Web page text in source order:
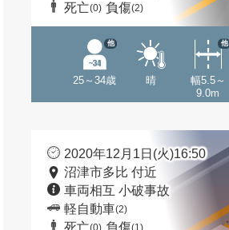
死亡(0) 負傷(2)
25～34歳
他
晴
幅5.5～
9.0m
他
2020年12月1日(火)16:50
沼津市多比 付近
車両相互 小破事故
軽自動車(2)
死亡(0) 負傷(1)